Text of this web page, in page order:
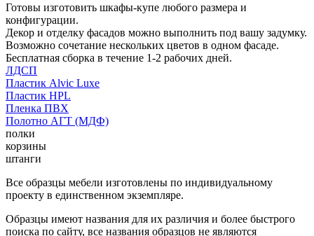
Готовы изготовить шкафы-купе любого размера и
конфигурации.
Декор и отделку фасадов можно выполнить под вашу задумку.
Возможно сочетание нескольких цветов в одном фасаде.
Бесплатная сборка в течение 1-2 рабочих дней.
ЛДСП
Пластик Alvic Luxe
Пластик HPL
Пленка ПВХ
Полотно АГТ (МДФ)
полки
корзины
штанги
Все образцы мебели изготовлены по индивидуальному
проекту в единственном экземпляре.
Образцы имеют названия для их различия и более быстрого
поиска по сайту, все названия образцов не являются